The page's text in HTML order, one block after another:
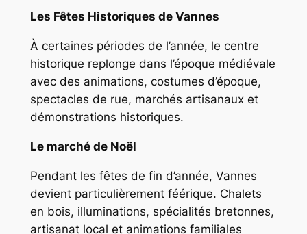
Les Fêtes Historiques de Vannes
À certaines périodes de l’année, le centre
historique replonge dans l’époque médiévale
avec des animations, costumes d’époque,
spectacles de rue, marchés artisanaux et
démonstrations historiques.
Le marché de Noël
Pendant les fêtes de fin d’année, Vannes
devient particulièrement féérique. Chalets
en bois, illuminations, spécialités bretonnes,
artisanat local et animations familiales